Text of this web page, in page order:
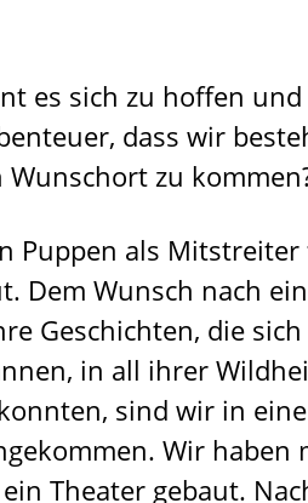
es sich zu hoffen und
dass wir
zu
Puppen als
Dem Wunsch nach
Geschichten, die
in all ihrer
sind wir in
Wir haben
Theater gebaut.